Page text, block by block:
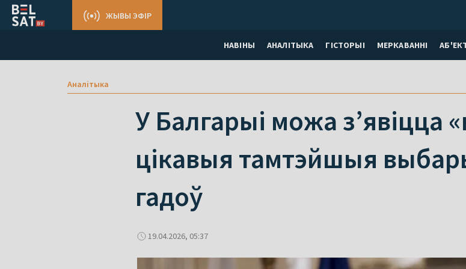
НАВІНЫ АНАЛІТЫКА ГІСТОРЫІ МЕРКАВАННI
ЖЫВЫ ЭФІР
Аналітыка
У Балгарыі можа
цікавыя тамтэйшыя
гадоў
19.04.2026, 05:37